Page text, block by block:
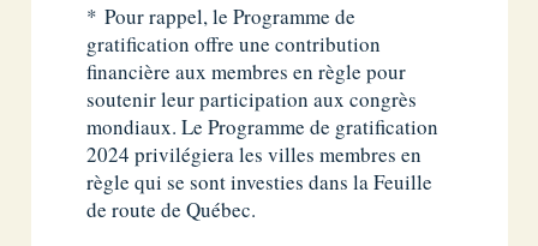
* Pour rappel, le Programme de
gratification offre une contribution
financière aux membres en règle pour
soutenir leur participation aux congrès
mondiaux. Le Programme de gratification
2024 privilégiera les villes membres en
règle qui se sont investies dans la Feuille
de route de Québec.